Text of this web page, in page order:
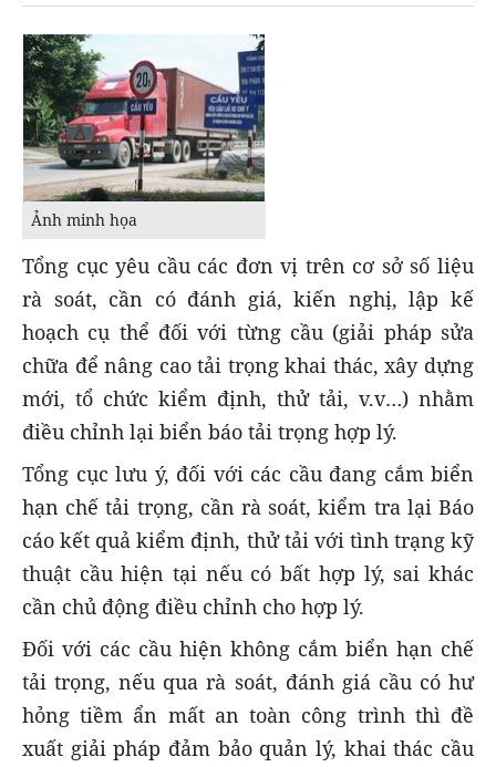
Ảnh minh họa
Tổng cục yêu cầu các đơn vị trên cơ sở số liệu
rà soát, cần có đánh giá, kiến nghị, lập kế
hoạch cụ thể đối với từng cầu (giải pháp sửa
chữa để nâng cao tải trọng khai thác, xây dựng
mới, tổ chức kiểm định, thử tải, v.v…) nhằm
điều chỉnh lại biển báo tải trọng hợp lý.
Tổng cục lưu ý, đối với các cầu đang cắm biển
hạn chế tải trọng, cần rà soát, kiểm tra lại Báo
cáo kết quả kiểm định, thử tải với tình trạng kỹ
thuật cầu hiện tại nếu có bất hợp lý, sai khác
cần chủ động điều chỉnh cho hợp lý.
Đối với các cầu hiện không cắm biển hạn chế
tải trọng, nếu qua rà soát, đánh giá cầu có hư
hỏng tiềm ẩn mất an toàn công trình thì đề
xuất giải pháp đảm bảo quản lý, khai thác cầu